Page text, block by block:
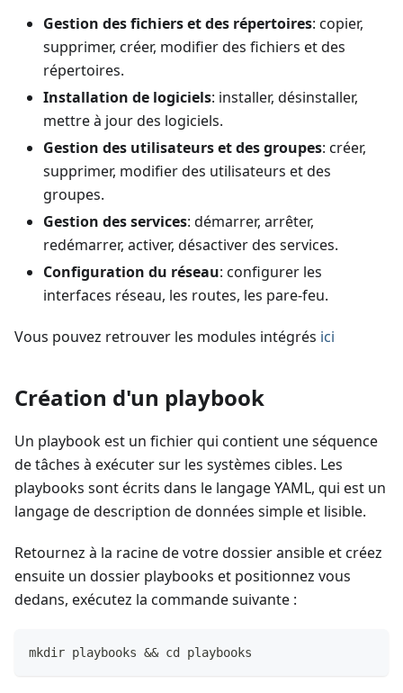
Gestion des fichiers et des répertoires: copier,
supprimer, créer, modifier des fichiers et des
répertoires.
Installation de logiciels: installer, désinstaller,
mettre à jour des logiciels.
Gestion des utilisateurs et des groupes: créer,
supprimer, modifier des utilisateurs et des
groupes.
Gestion des services: démarrer, arrêter,
redémarrer, activer, désactiver des services.
Configuration du réseau: configurer les
interfaces réseau, les routes, les pare-feu.
Vous pouvez retrouver les modules intégrés ici
Création d'un playbook
Un playbook est un fichier qui contient une séquence
de tâches à exécuter sur les systèmes cibles. Les
playbooks sont écrits dans le langage YAML, qui est un
langage de description de données simple et lisible.
Retournez à la racine de votre dossier ansible et créez
ensuite un dossier playbooks et positionnez vous
dedans, exécutez la commande suivante :
mkdir playbooks && cd playbooks